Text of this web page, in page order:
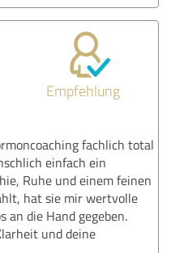
Empfehlung
fachlich total
einfach ein
Ruhe und einem feinen
hat sie mir wertvolle
an die Hand gegeben.
und deine